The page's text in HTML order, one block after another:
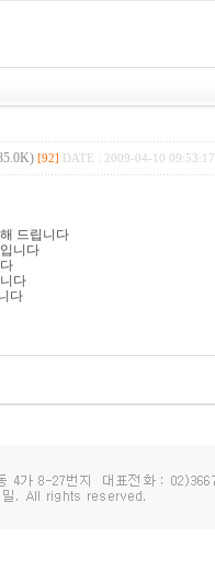
[92] DATE : 2009-04-10 09:53:17
드립니다
니다
다
다